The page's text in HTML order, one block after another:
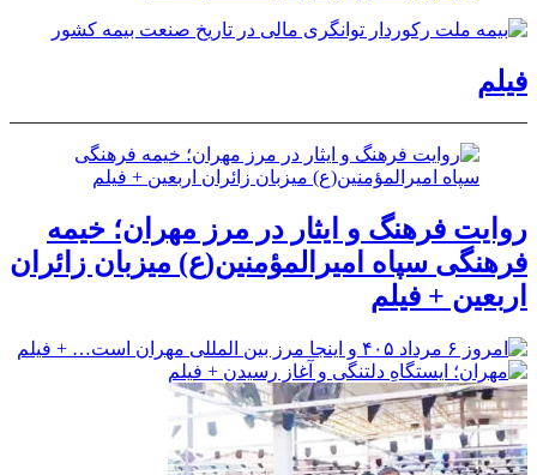
فیلم
روایت فرهنگ و ایثار در مرز مهران؛ خیمه
فرهنگی سپاه امیرالمؤمنین(ع) میزبان زائران
اربعین + فیلم